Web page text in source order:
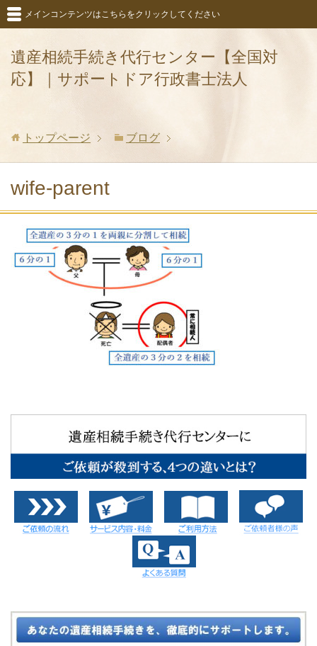
遺産相続手続き代行センター【全国対
応】｜サポートドア行政書士法人
メインコンテンツはこちらをクリックしてください
トップページ ブログ
wife-parent